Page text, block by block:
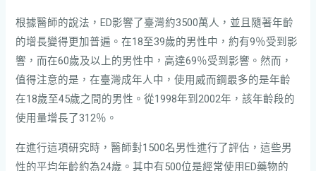
根據醫師的說法，ED影響了臺灣約3500萬人，並且隨著年齡
的增長變得更加普遍。在18至39歲的男性中，約有9％受到影
響，而在60歲及以上的男性中，高達69％受到影響。然而，
值得注意的是，在臺灣成年人中，使用威而鋼最多的是年齡
在18歲至45歲之間的男性。從1998年到2002年，該年齡段的
使用量增長了312％。
在進行這項研究時，醫師對1500名男性進行了評估，這些男
性的平均年齡約為24歲。其中有500位是經常使用ED藥物的